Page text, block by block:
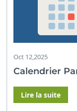
Oct 12,2025
Calendrier
Lire la suite